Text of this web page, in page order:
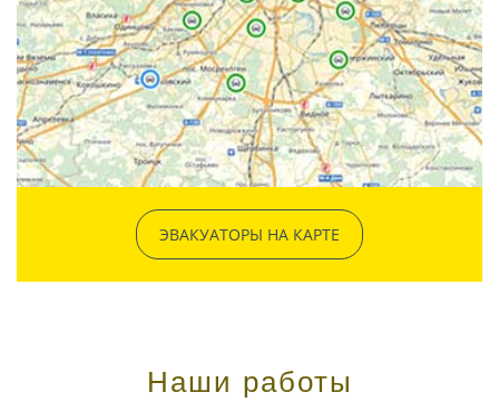
ЭВАКУАТОРЫ НА КАРТЕ
Наши работы